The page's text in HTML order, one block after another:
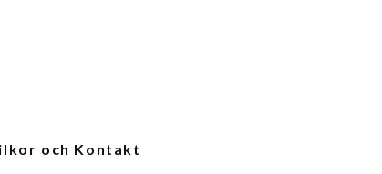
och Kontakt